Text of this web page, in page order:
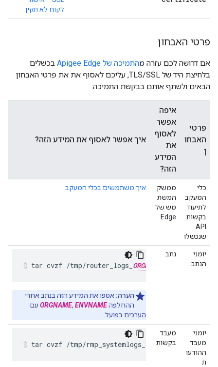
לקוח לא תקין
פרטי האבחון
אם דרושה לכם עזרה מהתמיכה של Apigee Edge
בכשלים
בלחיצת היד של TLS/SSL, עליכם לאסוף את את פרטי האבחון
הבאים ולשתף אותם בבקשת התמיכה:
פרטי
האבחו
ן
איפה
אפשר
לאסוף
את
המידע
הזה?
איך אפשר לאסוף את המידע הזה?
כלי
המעקב
לתיעוד
בקשות
API
שנכשלו
ממשק
המשת
מש של
Edge
איך משתמשים בכלי המעקב
יומני
הנתב
נתב
tar cvzf /tmp/router_logs_ ORGNAME ENVNAME
הערה: אספו את המידע הזה בנתב אחרי
ההחלפה
ORGNAME, ENVNAME
עם
הערכים בפועל.
יומני
מעבד
ההודעו
ת
מעבד
בקשות
tar cvzf /tmp/